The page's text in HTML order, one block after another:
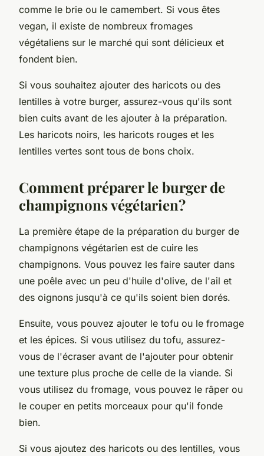
comme le brie ou le camembert. Si vous êtes
vegan, il existe de nombreux fromages
végétaliens sur le marché qui sont délicieux et
fondent bien.
Si vous souhaitez ajouter des haricots ou des
lentilles à votre burger, assurez-vous qu'ils sont
bien cuits avant de les ajouter à la préparation.
Les haricots noirs, les haricots rouges et les
lentilles vertes sont tous de bons choix.
Comment préparer le burger de
champignons végétarien?
La première étape de la préparation du burger de
champignons végétarien est de cuire les
champignons. Vous pouvez les faire sauter dans
une poêle avec un peu d'huile d'olive, de l'ail et
des oignons jusqu'à ce qu'ils soient bien dorés.
Ensuite, vous pouvez ajouter le tofu ou le fromage
et les épices. Si vous utilisez du tofu, assurez-
vous de l'écraser avant de l'ajouter pour obtenir
une texture plus proche de celle de la viande. Si
vous utilisez du fromage, vous pouvez le râper ou
le couper en petits morceaux pour qu'il fonde
bien.
Si vous ajoutez des haricots ou des lentilles, vous